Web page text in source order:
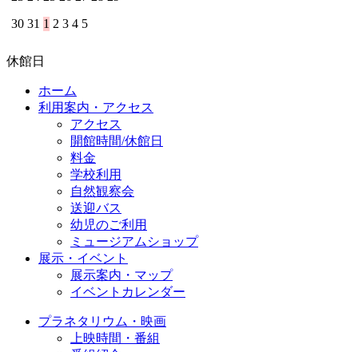
30 31 1 2 3 4 5
休館日
ホーム
利用案内・アクセス
アクセス
開館時間/休館日
料金
学校利用
自然観察会
送迎バス
幼児のご利用
ミュージアムショップ
展示・イベント
展示案内・マップ
イベントカレンダー
プラネタリウム・映画
上映時間・番組